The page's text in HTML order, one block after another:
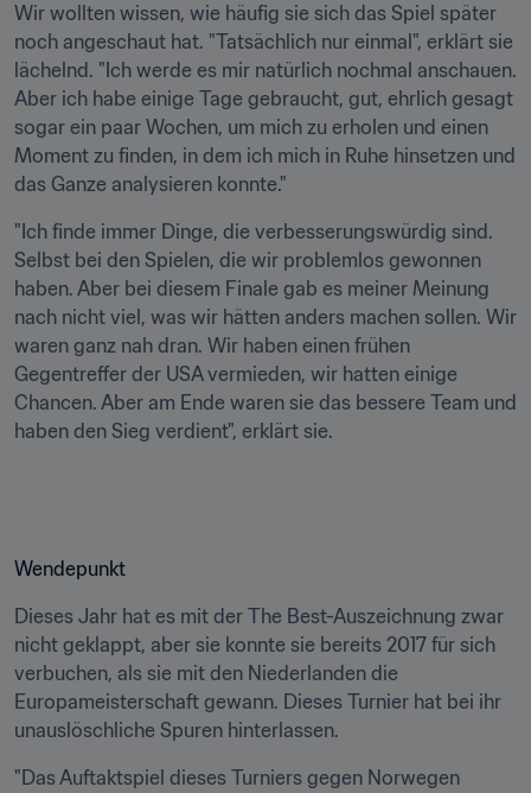
Wir wollten wissen, wie häufig sie sich das Spiel später
noch angeschaut hat. "Tatsächlich nur einmal", erklärt sie
lächelnd. "Ich werde es mir natürlich nochmal anschauen.
Aber ich habe einige Tage gebraucht, gut, ehrlich gesagt
sogar ein paar Wochen, um mich zu erholen und einen
Moment zu finden, in dem ich mich in Ruhe hinsetzen und
das Ganze analysieren konnte."
"Ich finde immer Dinge, die verbesserungswürdig sind.
Selbst bei den Spielen, die wir problemlos gewonnen
haben. Aber bei diesem Finale gab es meiner Meinung
nach nicht viel, was wir hätten anders machen sollen. Wir
waren ganz nah dran. Wir haben einen frühen
Gegentreffer der USA vermieden, wir hatten einige
Chancen. Aber am Ende waren sie das bessere Team und
haben den Sieg verdient", erklärt sie.
Wendepunkt
Dieses Jahr hat es mit der The Best-Auszeichnung zwar
nicht geklappt, aber sie konnte sie bereits 2017 für sich
verbuchen, als sie mit den Niederlanden die
Europameisterschaft gewann. Dieses Turnier hat bei ihr
unauslöschliche Spuren hinterlassen.
"Das Auftaktspiel dieses Turniers gegen Norwegen